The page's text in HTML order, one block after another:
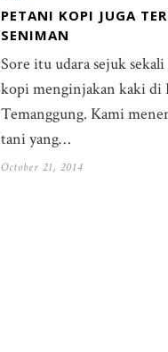
PETANI KOPI JUGA
SENIMAN
Sore itu udara sejuk
kopi menginjakan kaki di
Temanggung. Kami
tani yang…
October 21, 2014